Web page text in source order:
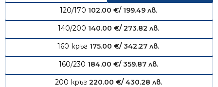
120/170 102.00 €/ 199.49 лв.
140/200 140.00 €/ 273.82 лв.
160 кръг 175.00 €/ 342.27 лв.
160/230 184.00 €/ 359.87 лв.
200 кръг 220.00 €/ 430.28 лв.